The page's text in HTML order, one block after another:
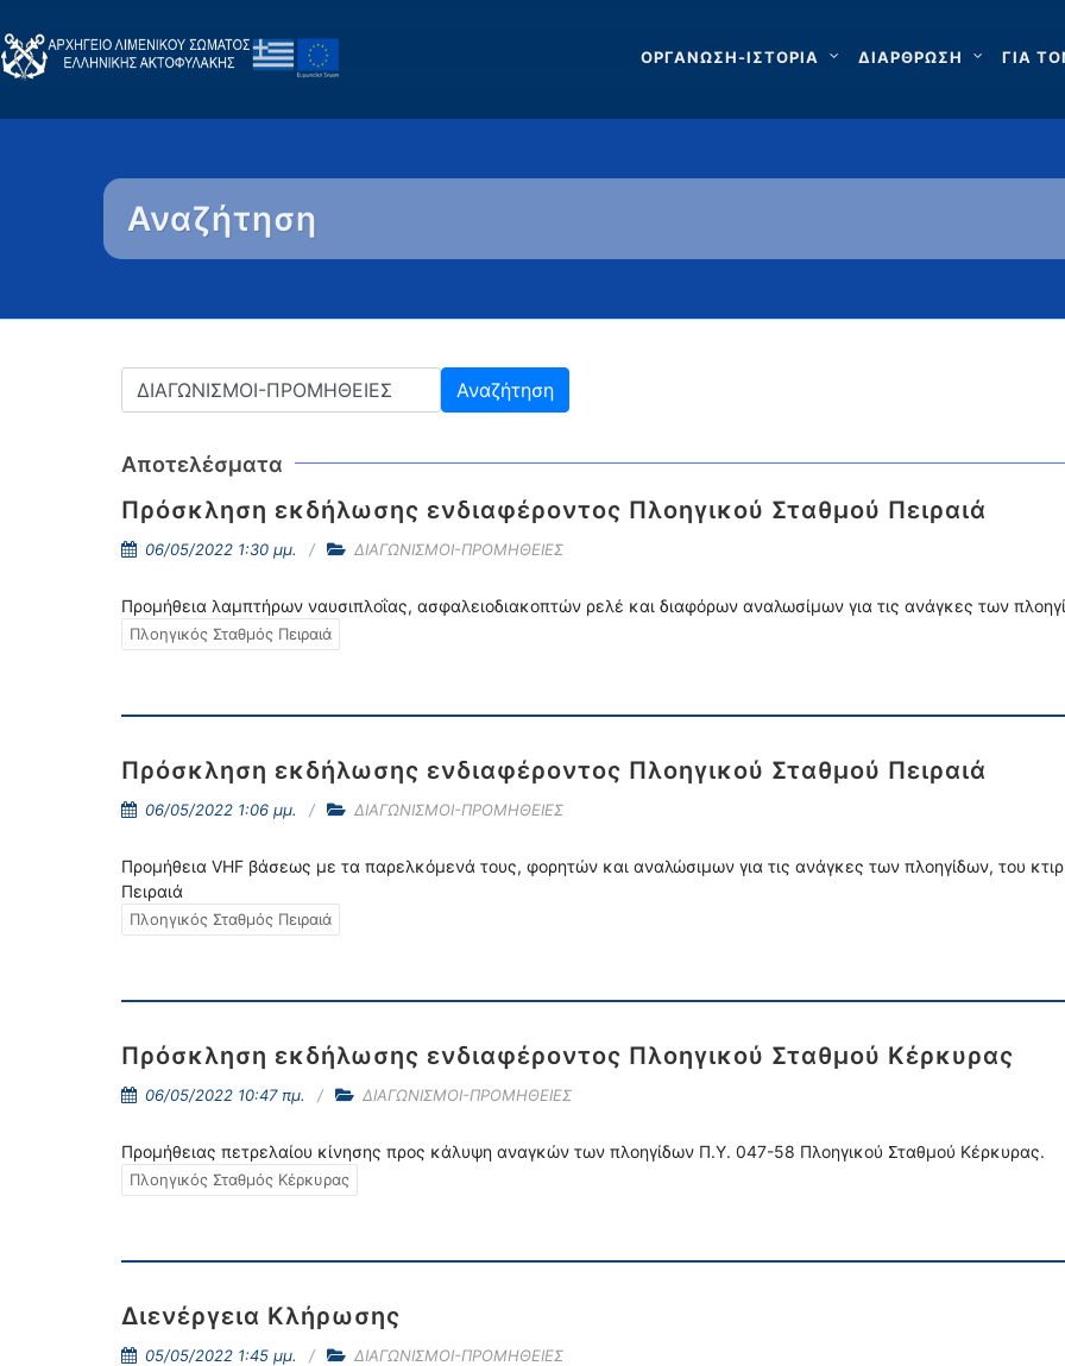
ΟΡΓΑΝΩΣΗ-ΙΣΤΟΡΙΑ ΔΙΑΡΘΡΩΣΗ ΓΙΑ
Αναζήτηση
Αποτελέσματα
Πρόσκληση εκδήλωσης ενδιαφέροντος Πλοηγικού Σταθμού Πειραιά
06/05/2022 1:30 μμ. ΔΙΑΓΩΝΙΣΜΟΙ-ΠΡΟΜΗΘΕΙΕΣ
Προμήθεια λαμπτήρων ναυσιπλοΐας, ασφαλειοδιακοπτών ρελέ και διαφόρων αναλωσίμων για τις ανάγκες των
Πλοηγικός Σταθμός Πειραιά
Πρόσκληση εκδήλωσης ενδιαφέροντος Πλοηγικού Σταθμού Πειραιά
06/05/2022 1:06 μμ. ΔΙΑΓΩΝΙΣΜΟΙ-ΠΡΟΜΗΘΕΙΕΣ
Προμήθεια VHF βάσεως με τα παρελκόμενά τους, φορητών και αναλώσιμων για τις ανάγκες των πλοηγίδων, του
Πειραιά
Πλοηγικός Σταθμός Πειραιά
Πρόσκληση εκδήλωσης ενδιαφέροντος Πλοηγικού Σταθμού Κέρκυρας
06/05/2022 10:47 πμ. ΔΙΑΓΩΝΙΣΜΟΙ-ΠΡΟΜΗΘΕΙΕΣ
Προμήθειας πετρελαίου κίνησης προς κάλυψη αναγκών των πλοηγίδων Π.Υ. 047-58 Πλοηγικού Σταθμού Κέρκυρας.
Πλοηγικός Σταθμός Κέρκυρας
Διενέργεια Κλήρωσης
05/05/2022 1:45 μμ. ΔΙΑΓΩΝΙΣΜΟΙ-ΠΡΟΜΗΘΕΙΕΣ